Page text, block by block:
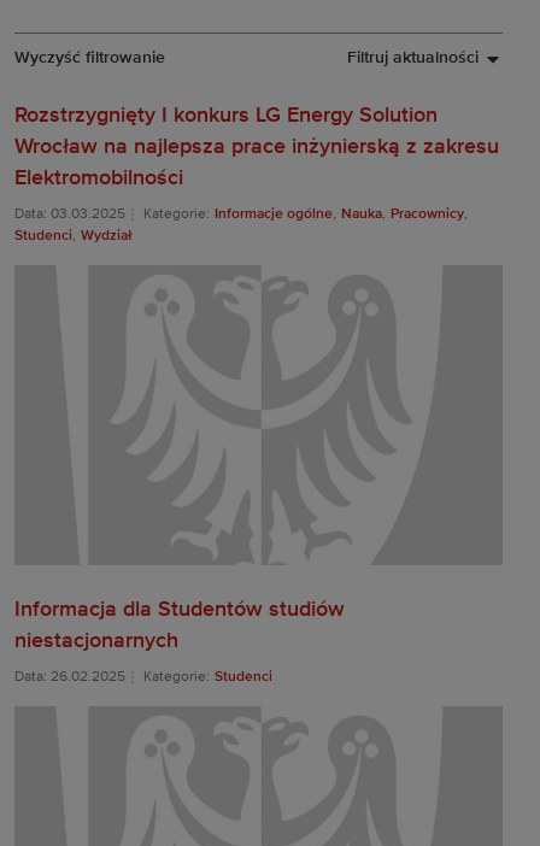
Wyczyść filtrowanie Filtruj aktualności
Rozstrzygnięty I konkurs LG Energy Solution
Wrocław na najlepsza prace inżynierską z zakresu
Elektromobilności
Data: 03.03.2025 Kategorie: Informacje ogólne, Nauka, Pracownicy,
Studenci, Wydział
Informacja dla Studentów studiów
niestacjonarnych
Data: 26.02.2025 Kategorie: Studenci